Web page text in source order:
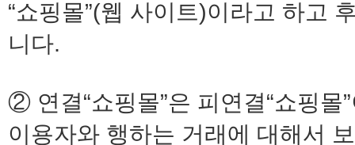
“쇼핑몰”(웹 사이트)이라고 하고
니다.
② 연결“쇼핑몰”은 피연결“쇼핑
이용자와 행하는 거래에 대해서